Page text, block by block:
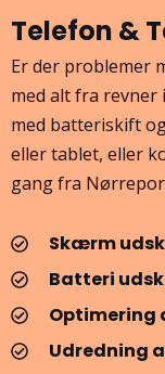
Telefon &
Er der problemer
med alt fra
med batteriskift
eller tablet, eller
gang fra
Skærm
Batteri
Optimering
Udredning